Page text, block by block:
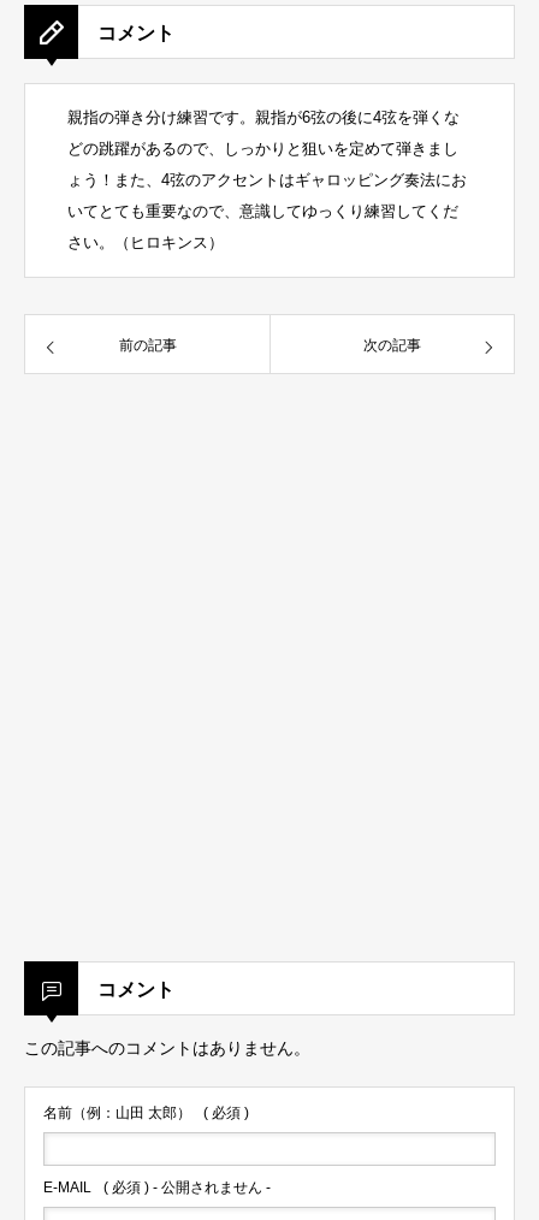
コメント
親指の弾き分け練習です。親指が6弦の後に4弦を弾くな
どの跳躍があるので、しっかりと狙いを定めて弾きまし
ょう！また、4弦のアクセントはギャロッピング奏法にお
いてとても重要なので、意識してゆっくり練習してくだ
さい。（ヒロキンス）
前の記事 次の記事
コメント
この記事へのコメントはありません。
名前（例：山田 太郎） ( 必須 )
E-MAIL ( 必須 ) - 公開されません -